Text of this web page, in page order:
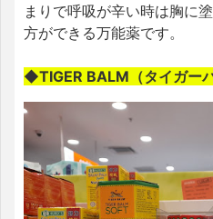
まりで呼吸が辛い時は胸に
方ができる万能薬です。
◆TIGER BALM（タイガーバ